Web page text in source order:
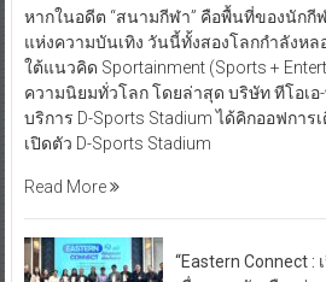
หากในอดีต “สนามกีฬา” คือพื้นที่ของนักกี
แห่งความบันเทิง วันนี้ทั้งสองโลกกำลังหล
ใต้แนวคิด Sportainment (Sports +
ความนิยมทั่วโลก โดยล่าสุด บริษัท ทีโอเอ
บริการ D-Sports Stadium ได้คิกออฟกา
เปิดตัว D-Sports Stadium
Read More
“Eastern Connect :